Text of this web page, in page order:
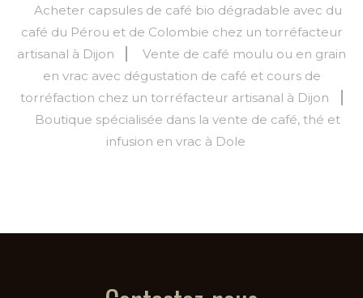
Acheter capsules de café bio dégradable avec du
café du Pérou et de Colombie chez un torréfacteur
artisanal à Dijon
Vente de café moulu ou en grain
en vrac avec dégustation de café et cours de
torréfaction chez un torréfacteur artisanal à Dijon
Boutique spécialisée dans la vente de café, thé et
infusion en vrac à Dole